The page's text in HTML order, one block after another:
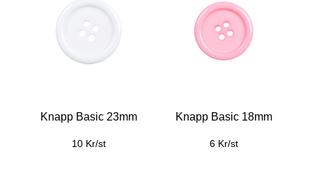
Knapp Basic 23mm
10 Kr/st
Knapp Basic 18mm
6 Kr/st